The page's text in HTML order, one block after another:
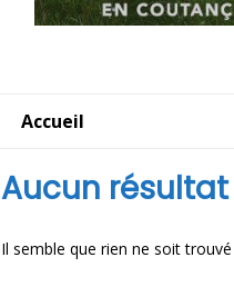
Accueil
Aucun résultat
Il semble que rien ne soit